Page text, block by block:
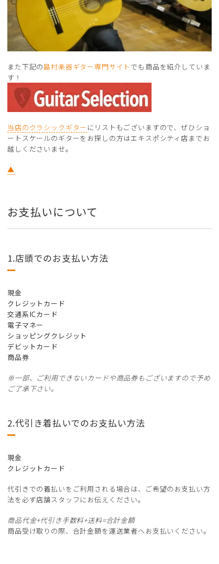
また下記の島村楽器ギター専門サイト でも商品を紹介していま
す！
当店のクラシックギター にリストもございますので、ぜひショ
ートスケールのギターをお探しの方はエキスポシティ店までお
越しくださいませ。
▲
お支払いについて
1.店頭でのお支払い方法
現金
クレジットカード
交通系ICカード
電子マネー
ショッピングクレジット
デビットカード
商品券
※一部、ご利用できないカードや商品券もございますので予め
ご了承下さい。
2.代引き着払いでのお支払い方法
現金
クレジットカード
代引きでの着払いをご利用される場合は、ご希望のお支払い方
法を必ず店舗スタッフにお伝えください。
商品代金+代引き手数料+送料=合計金額
商品受け取りの際、合計金額を運送業者へお支払いください。